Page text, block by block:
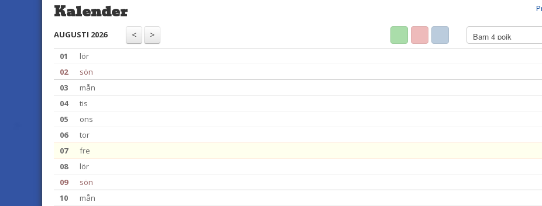
Kalender
AUGUSTI 2026
01
lör
02
sön
03
mån
04
tis
05
ons
06
tor
07
fre
08
lör
09
sön
10
mån